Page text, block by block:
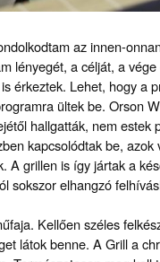
az innen-
lényegét, a célját, a
érkeztek. Lehet, hogy a
ültek be. Orson
hallgatták, nem estek
kapcsolódtak be,
A grillen is így jártak a
sokszor elhangzó
Kellően széles
látok benne. A Grill a